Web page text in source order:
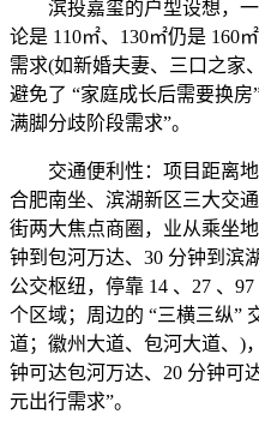
滨投嘉玺的户型设想，一
论是 110㎡、130㎡仍是 160
需求(如新婚夫妻、三口之家
避免了 “家庭成长后需要换
满脚分歧阶段需求”。
交通便利性：项目距离地
合肥南坐、滨湖新区三大交
街两大焦点商圈，业从乘坐
钟到包河万达、30 分钟到滨
公交枢纽，停靠 14 、27 、
个区域；周边的 “三横三纵”
道；徽州大道、包河大道、)
钟可达包河万达、20 分钟可
元出行需求”。